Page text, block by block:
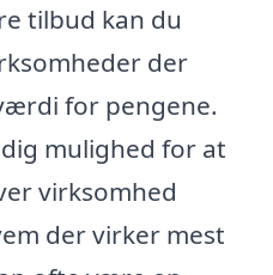
tilbud kan du
der
for pengene.
mulighed for at
virksomhed
der virker mest